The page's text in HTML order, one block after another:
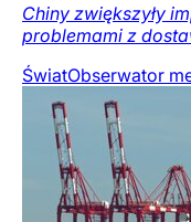
Chiny zwiększyły
problemami z
ŚwiatObserwator